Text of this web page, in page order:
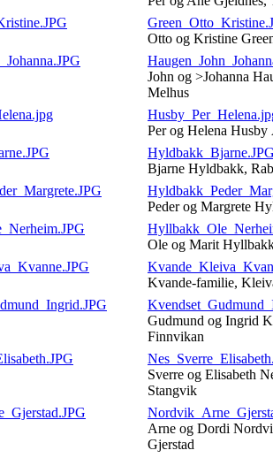
Otto og Kristine
John og >Johanna
Melhus
Per og Helena
Bjarne Hyldbakk,
Peder og Margrete
Ole og Marit
Kvande-familie,
Gudmund og Ingrid
Finnvikan
Sverre og Elisabeth
Stangvik
Arne og Dordi
Gjerstad